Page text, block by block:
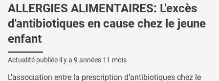
ALLERGIES ALIMENTAIRES: L'excès
d'antibiotiques en cause chez le jeune
enfant
Actualité publiée il y a 9 années 11 mois
L'association entre la prescription d’antibiotiques chez le